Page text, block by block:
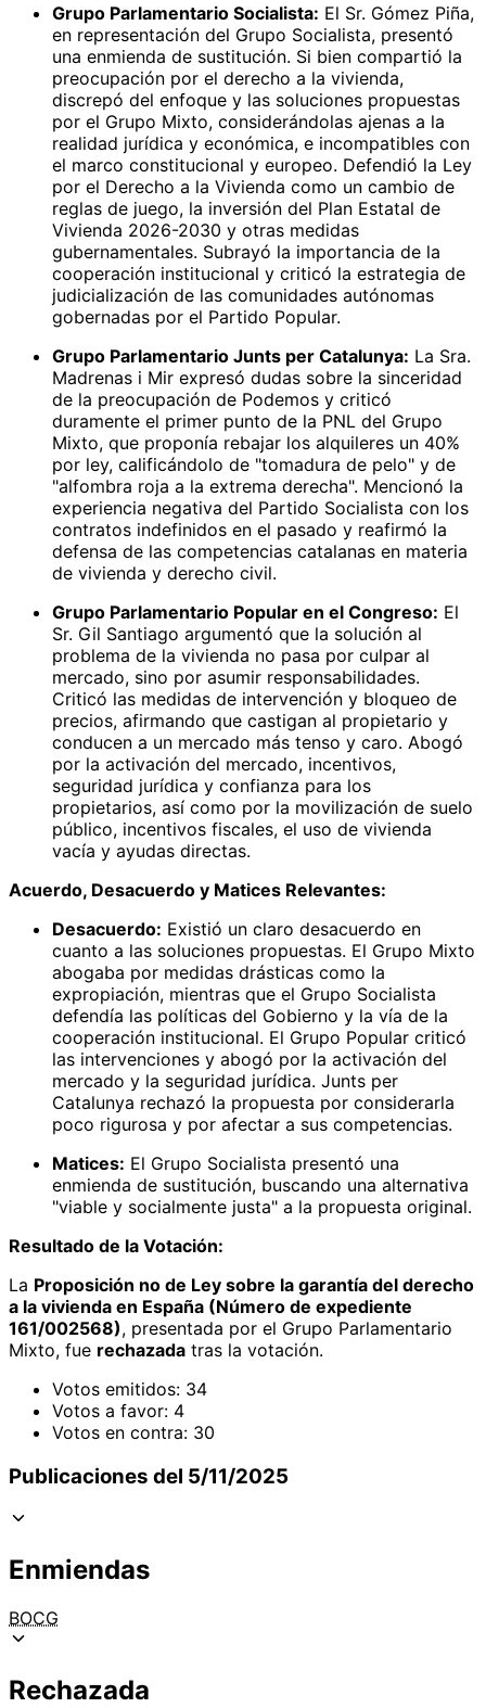
Grupo Parlamentario Socialista: El Sr. Gómez Piña,
en representación del Grupo Socialista, presentó
una enmienda de sustitución. Si bien compartió la
preocupación por el derecho a la vivienda,
discrepó del enfoque y las soluciones propuestas
por el Grupo Mixto, considerándolas ajenas a la
realidad jurídica y económica, e incompatibles con
el marco constitucional y europeo. Defendió la Ley
por el Derecho a la Vivienda como un cambio de
reglas de juego, la inversión del Plan Estatal de
Vivienda 2026-2030 y otras medidas
gubernamentales. Subrayó la importancia de la
cooperación institucional y criticó la estrategia de
judicialización de las comunidades autónomas
gobernadas por el Partido Popular.
Grupo Parlamentario Junts per Catalunya: La Sra.
Madrenas i Mir expresó dudas sobre la sinceridad
de la preocupación de Podemos y criticó
duramente el primer punto de la PNL del Grupo
Mixto, que proponía rebajar los alquileres un 40%
por ley, calificándolo de "tomadura de pelo" y de
"alfombra roja a la extrema derecha". Mencionó la
experiencia negativa del Partido Socialista con los
contratos indefinidos en el pasado y reafirmó la
defensa de las competencias catalanas en materia
de vivienda y derecho civil.
Grupo Parlamentario Popular en el Congreso: El
Sr. Gil Santiago argumentó que la solución al
problema de la vivienda no pasa por culpar al
mercado, sino por asumir responsabilidades.
Criticó las medidas de intervención y bloqueo de
precios, afirmando que castigan al propietario y
conducen a un mercado más tenso y caro. Abogó
por la activación del mercado, incentivos,
seguridad jurídica y confianza para los
propietarios, así como por la movilización de suelo
público, incentivos fiscales, el uso de vivienda
vacía y ayudas directas.
Acuerdo, Desacuerdo y Matices Relevantes:
Desacuerdo: Existió un claro desacuerdo en
cuanto a las soluciones propuestas. El Grupo Mixto
abogaba por medidas drásticas como la
expropiación, mientras que el Grupo Socialista
defendía las políticas del Gobierno y la vía de la
cooperación institucional. El Grupo Popular criticó
las intervenciones y abogó por la activación del
mercado y la seguridad jurídica. Junts per
Catalunya rechazó la propuesta por considerarla
poco rigurosa y por afectar a sus competencias.
Matices: El Grupo Socialista presentó una
enmienda de sustitución, buscando una alternativa
"viable y socialmente justa" a la propuesta original.
Resultado de la Votación:
La Proposición no de Ley sobre la garantía del derecho
a la vivienda en España (Número de expediente
161/002568), presentada por el Grupo Parlamentario
Mixto, fue rechazada tras la votación.
Votos emitidos: 34
Votos a favor: 4
Votos en contra: 30
Publicaciones del 5/11/2025
Enmiendas
BOCG
Rechazada